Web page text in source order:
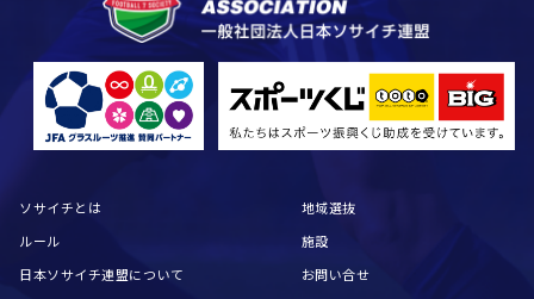
ソサイチとは
ルール
日本ソサイチ連盟について
地域選抜
施設
お問い合せ